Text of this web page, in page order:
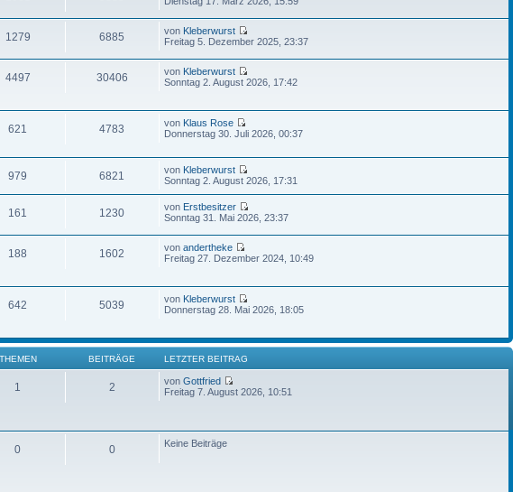
1279 6885 von Kleberwurst
Freitag 5. Dezember 2025, 23:37
4497 30406 von Kleberwurst
Sonntag 2. August 2026, 17:42
621 4783 von Klaus Rose
Donnerstag 30. Juli 2026, 00:37
979 6821 von Kleberwurst
Sonntag 2. August 2026, 17:31
161 1230 von Erstbesitzer
Sonntag 31. Mai 2026, 23:37
188 1602 vonandertheke
Freitag 27. Dezember 2024, 10:49
642 5039 von Kleberwurst
Donnerstag 28. Mai 2026, 18:05
THEMEN BEITRÄGE LETZTER BEITRAG
1 2 vonGottfried
Freitag 7. August 2026, 10:51
0 0 Keine Beiträge